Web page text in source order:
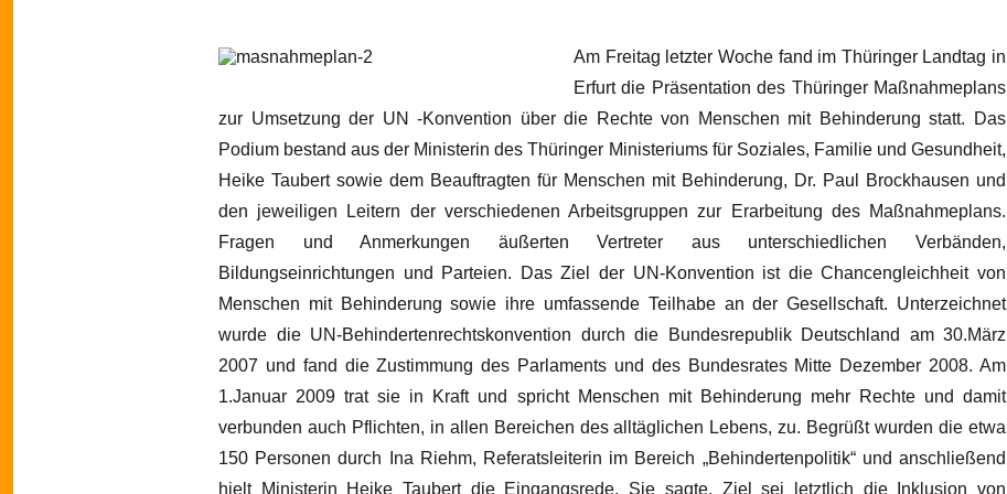
Am Freitag letzter Woche fand im Thüringer Landtag in
Erfurt die Präsentation des Thüringer Maßnahmeplans
zur Umsetzung der UN -Konvention über die Rechte von Menschen mit Behinderung statt. Das
Podium bestand aus der Ministerin des Thüringer Ministeriums für Soziales, Familie und Gesundheit,
Heike Taubert sowie dem Beauftragten für Menschen mit Behinderung, Dr. Paul Brockhausen und
den jeweiligen Leitern der verschiedenen Arbeitsgruppen zur Erarbeitung des Maßnahmeplans.
Fragen und Anmerkungen äußerten Vertreter aus unterschiedlichen Verbänden,
Bildungseinrichtungen und Parteien. Das Ziel der UN-Konvention ist die Chancengleichheit von
Menschen mit Behinderung sowie ihre umfassende Teilhabe an der Gesellschaft. Unterzeichnet
wurde die UN-Behindertenrechtskonvention durch die Bundesrepublik Deutschland am 30.März
2007 und fand die Zustimmung des Parlaments und des Bundesrates Mitte Dezember 2008. Am
1.Januar 2009 trat sie in Kraft und spricht Menschen mit Behinderung mehr Rechte und damit
verbunden auch Pflichten, in allen Bereichen des alltäglichen Lebens, zu. Begrüßt wurden die etwa
150 Personen durch Ina Riehm, Referatsleiterin im Bereich „Behindertenpolitik“ und anschließend
hielt Ministerin Heike Taubert die Eingangsrede. Sie sagte, Ziel sei letztlich die Inklusion von